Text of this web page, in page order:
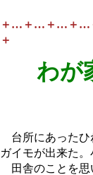
＋…＋…＋…＋
＋
わが
ジャ
台所にあったひ
ガイモが出来た。
田舎のことを思